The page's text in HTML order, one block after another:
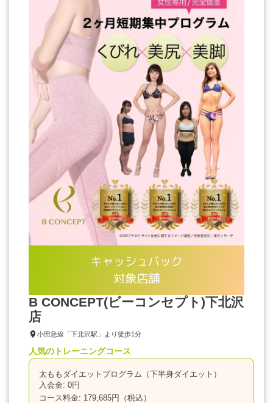
キャッシュバック
対象店舗
B CONCEPT(ビーコンセプト)下北沢
店
小田急線「下北沢駅」より徒歩1分
人気のトレーニングコース
太ももダイエットプログラム（下半身ダイエット）
入会金: 0円
コース料金: 179,685円（税込）